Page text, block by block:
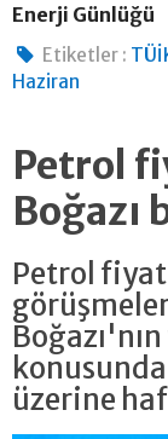
Enerji Günlüğü
Etiketler :
Haziran
Petrol
Boğazı
Petrol
üzerine